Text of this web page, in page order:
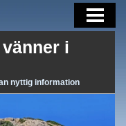
i
nyttig information